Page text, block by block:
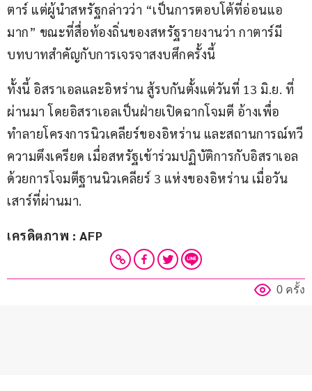
ตาร์ แต่ผู้นำสหรัฐกล่าวว่า “เป็นการตอบโต้ที่อ่อนแอ
มาก” ขณะที่สื่อท้องถิ่นของสหรัฐรายงานว่า กาตาร์มี
บทบาทสำคัญกับการเจรจาสงบศึกครั้งนี้
ทั้งนี้ อิสราเอลและอิหร่าน สู้รบกันตั้งแต่วันที่ 13 มิ.ย. ที่
ผ่านมา โดยอิสราเอลเป็นฝ่ายเปิดฉากโจมตี อ้างเพื่อ
ทำลายโครงการนิวเคลียร์ของอิหร่าน และสถานการณ์ทวี
ความตึงเครียด เมื่อสหรัฐเข้าร่วมปฏิบัติการกับอิสราเอล
ด้วยการโจมตีฐานนิวเคลียร์ 3 แห่งของอิหร่าน เมื่อวัน
เสาร์ที่ผ่านมา.
เครดิตภาพ : AFP
0 ครั้ง